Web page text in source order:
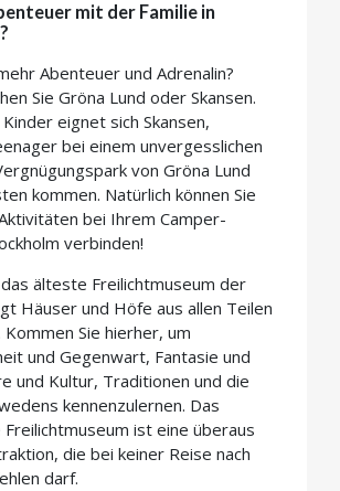
mit der Familie in
Abenteuer und Adrenalin?
Sie Gröna Lund oder Skansen.
eignet sich Skansen,
bei einem unvergesslichen
von Gröna Lund
kommen. Natürlich können Sie
bei Ihrem Camper-
verbinden!
älteste Freilichtmuseum der
Häuser und Höfe aus allen Teilen
Kommen Sie hierher, um
und Gegenwart, Fantasie und
und Kultur, Traditionen und die
kennenzulernen. Das
ist eine überaus
die bei keiner Reise nach
darf.